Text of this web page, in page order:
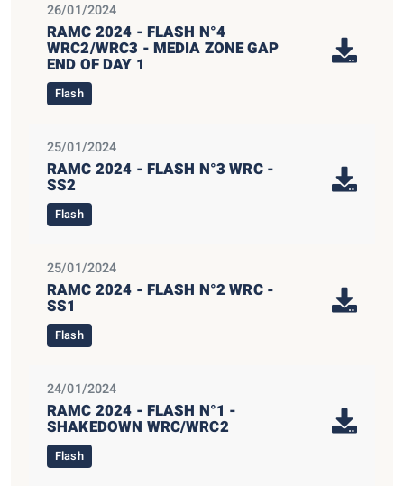
26/01/2024
RAMC 2024 - FLASH N°4
WRC2/WRC3 - MEDIA ZONE GAP
END OF DAY 1
Flash
25/01/2024
RAMC 2024 - FLASH N°3 WRC -
SS2
Flash
25/01/2024
RAMC 2024 - FLASH N°2 WRC -
SS1
Flash
24/01/2024
RAMC 2024 - FLASH N°1 -
SHAKEDOWN WRC/WRC2
Flash